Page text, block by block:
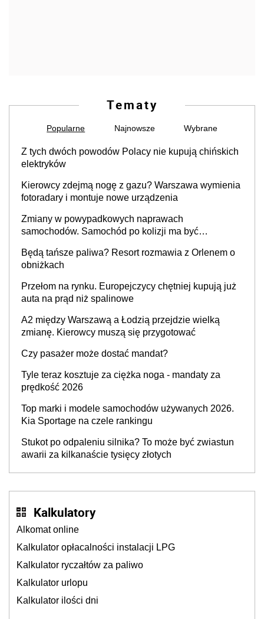
Tematy
Popularne Najnowsze Wybrane
Z tych dwóch powodów Polacy nie kupują chińskich
elektryków
Kierowcy zdejmą nogę z gazu? Warszawa wymienia
fotoradary i montuje nowe urządzenia
Zmiany w powypadkowych naprawach
samochodów. Samochód po kolizji ma być
producenta
Będą tańsze paliwa? Resort rozmawia z Orlenem o
obniżkach
Przełom na rynku. Europejczycy chętniej kupują już
auta na prąd niż spalinowe
A2 między Warszawą a Łodzią przejdzie wielką
zmianę. Kierowcy muszą się przygotować
Czy pasażer może dostać mandat?
Tyle teraz kosztuje za ciężka noga - mandaty za
prędkość 2026
Top marki i modele samochodów używanych 2026.
Kia Sportage na czele rankingu
Stukot po odpaleniu silnika? To może być zwiastun
awarii za kilkanaście tysięcy złotych
Kalkulatory
Alkomat online
Kalkulator opłacalności instalacji LPG
Kalkulator ryczałtów za paliwo
Kalkulator urlopu
Kalkulator ilości dni